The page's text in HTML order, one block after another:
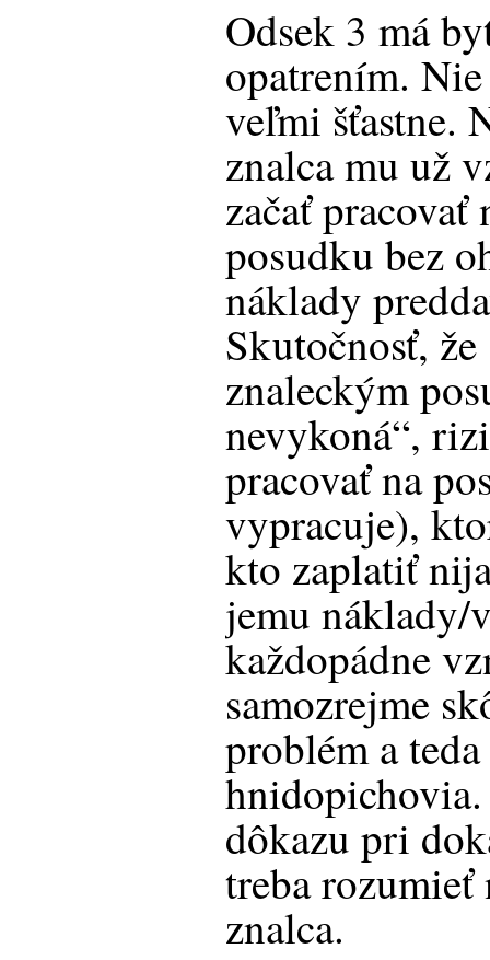
Odsek 3 má
opatrením.
veľmi šťastne.
znalca mu už
začať pracovať
posudku bez
náklady
Skutočnosť,
znaleckým
nevykoná“,
pracovať na
vypracuje),
kto zaplatiť
jemu
každopádne
samozrejme
problém a
dôkazu pri
treba rozumieť
znalca.